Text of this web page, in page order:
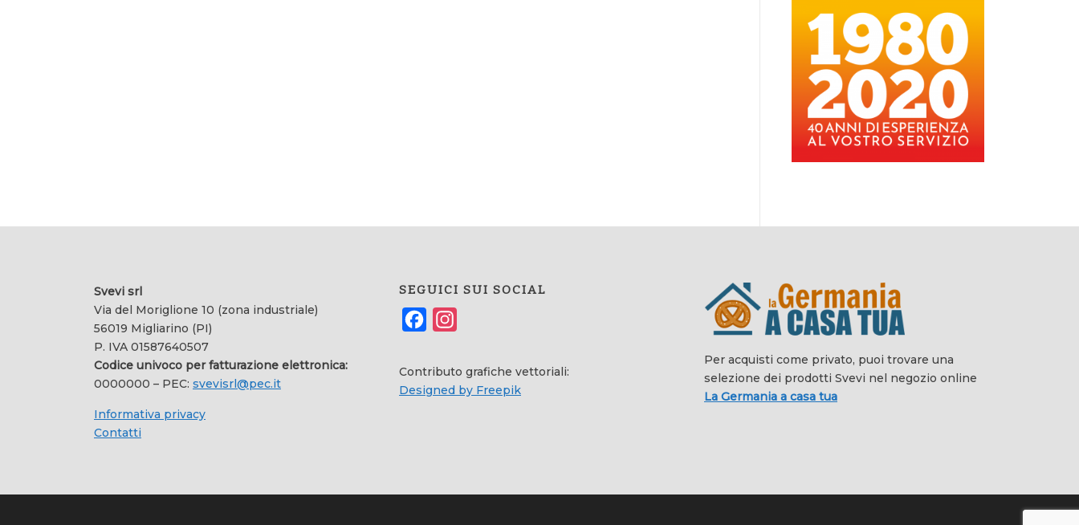
Svevi srl
Via del Moriglione 10 (zona industriale)
56019 Migliarino (PI)
P. IVA 01587640507
Codice univoco per fatturazione elettronica:
0000000 – PEC: svevisrl@pec.it
Informativa privacy
Contatti
SEGUICI SUI SOCIAL
Facebook
Contributo grafiche vettoriali:
Designed by Freepik
Per acquisti come privato, puoi trovare una
selezione dei prodotti Svevi nel negozio online
La Germania a casa tua